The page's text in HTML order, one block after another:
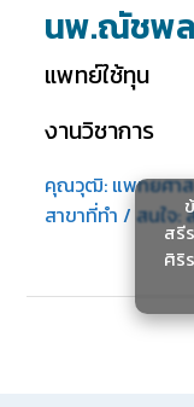
สรี
ศิริ
นพ.ณัชพ
แพทย์ใช้ทุน
งานวิชาการ
คุณวุฒิ: แพทยศา
สาขาที่ทำ / สนใจ: